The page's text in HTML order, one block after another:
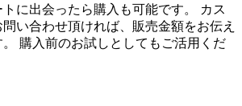
に出会ったら購入も可能です。 カス
い合わせ頂ければ、販売金額をお伝え
購入前のお試しとしてもご活用くだ